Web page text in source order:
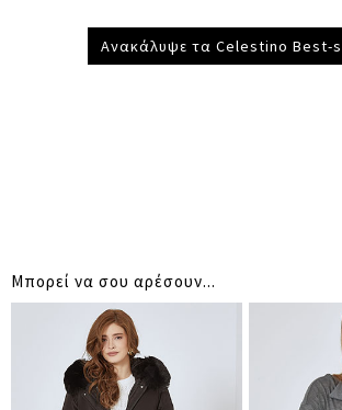
Ανακάλυψε τα Celestino Best-
Μπορεί να σου αρέσουν...